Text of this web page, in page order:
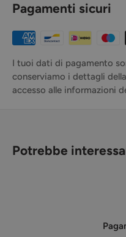
Pagamenti sicuri
I tuoi dati di pagamento
conserviamo i dettagli
accesso alle informazioni
Potrebbe